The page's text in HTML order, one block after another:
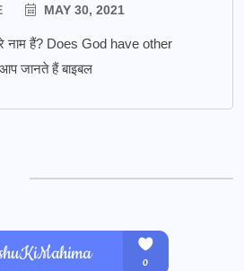
MAY 30, 2021
नाम हैं? Does God have other
जानते हैं बाइबल